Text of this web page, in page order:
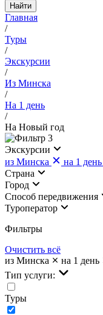
Найти
Главная
/
Туры
/
Экскурсии
/
Из Минска
/
На 1 день
/
На Новый год
3
Экскурсии
из Минска
на 1 день
Страна
Город
Cпособ передвижения
Туроператор
Фильтры
Очистить всё
из Минска
на 1 день
Тип услуги:
Туры